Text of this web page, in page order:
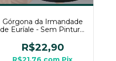
Górgona da Irmandade
de Euríale - Sem Pintura,
Rpg de Mesa
R$22,90